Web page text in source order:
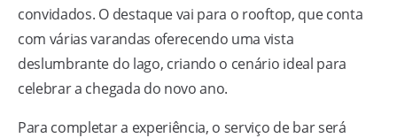
convidados. O destaque vai para o rooftop, que conta
com várias varandas oferecendo uma vista
deslumbrante do lago, criando o cenário ideal para
celebrar a chegada do novo ano.
Para completar a experiência, o serviço de bar será